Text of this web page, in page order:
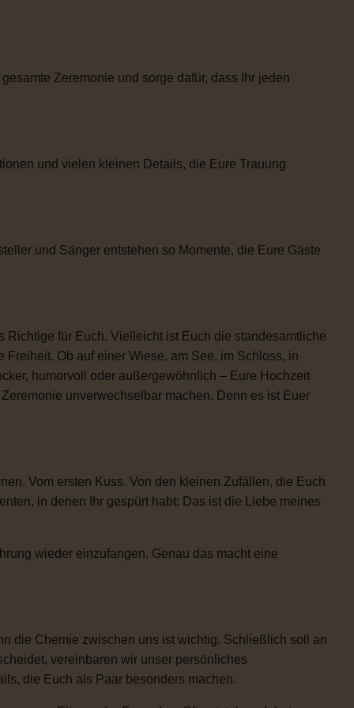
Zeremonie und sorge dafür, dass Ihr jeden
und vielen kleinen Details, die Eure Trauung
und Sänger entstehen so Momente, die Eure Gäste
für Euch. Vielleicht ist Euch die standesamtliche
Ob auf einer Wiese, am See, im Schloss, in
humorvoll oder außergewöhnlich – Eure Hochzeit
unverwechselbar machen. Denn es ist Euer
Vom ersten Kuss. Von den kleinen Zufällen, die Euch
in denen Ihr gespürt habt: Das ist die Liebe meines
wieder einzufangen. Genau das macht eine
die Chemie zwischen uns ist wichtig. Schließlich soll an
vereinbaren wir unser persönliches
die Euch als Paar besonders machen.